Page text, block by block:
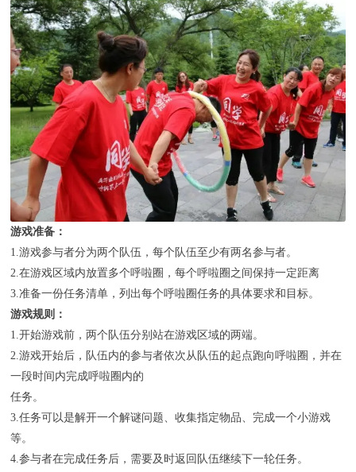
关于我们
联系我们
游戏准备：
1.游戏参与者分为两个队伍，每个队伍至少有两名参与者。
2.在游戏区域内放置多个呼啦圈，每个呼啦圈之间保持一定距离
3.准备一份任务清单，列出每个呼啦圈任务的具体要求和目标。
游戏规则：
1.开始游戏前，两个队伍分别站在游戏区域的两端。
2.游戏开始后，队伍内的参与者依次从队伍的起点跑向呼啦圈，并在
一段时间内完成呼啦圈内的
任务。
3.任务可以是解开一个解谜问题、收集指定物品、完成一个小游戏
等。
4.参与者在完成任务后，需要及时返回队伍继续下一轮任务。